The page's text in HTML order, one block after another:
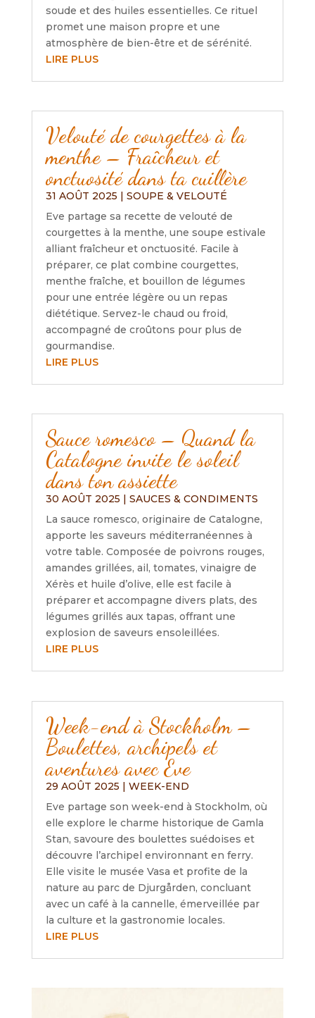
soude et des huiles essentielles. Ce rituel
promet une maison propre et une
atmosphère de bien-être et de sérénité.
LIRE PLUS
Velouté de courgettes à la
menthe – Fraîcheur et
onctuosité dans ta cuillère
31 AOÛT 2025 | SOUPE & VELOUTÉ
Eve partage sa recette de velouté de
courgettes à la menthe, une soupe estivale
alliant fraîcheur et onctuosité. Facile à
préparer, ce plat combine courgettes,
menthe fraîche, et bouillon de légumes
pour une entrée légère ou un repas
diététique. Servez-le chaud ou froid,
accompagné de croûtons pour plus de
gourmandise.
LIRE PLUS
Sauce romesco – Quand la
Catalogne invite le soleil
dans ton assiette
30 AOÛT 2025
SAUCES & CONDIMENTS
La sauce romesco, originaire de Catalogne,
apporte les saveurs méditerranéennes à
votre table. Composée de poivrons rouges,
amandes grillées, ail, tomates, vinaigre de
Xérès et huile d’olive, elle est facile à
préparer et accompagne divers plats, des
légumes grillés aux tapas, offrant une
explosion de saveurs ensoleillées.
LIRE PLUS
Week-end à Stockholm –
Boulettes, archipels et
aventures avec Eve
29 AOÛT 2025 | WEEK-END
Eve partage son week-end à Stockholm, où
elle explore le charme historique de Gamla
Stan, savoure des boulettes suédoises et
découvre l’archipel environnant en ferry.
Elle visite le musée Vasa et profite de la
nature au parc de Djurgården, concluant
avec un café à la cannelle, émerveillée par
la culture et la gastronomie locales.
LIRE PLUS